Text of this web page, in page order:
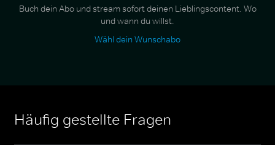
Buch dein Abo und stream sofort deinen Lieblingscontent. Wo
und wann du willst.
Wähl dein Wunschabo
Häufig gestellte Fragen